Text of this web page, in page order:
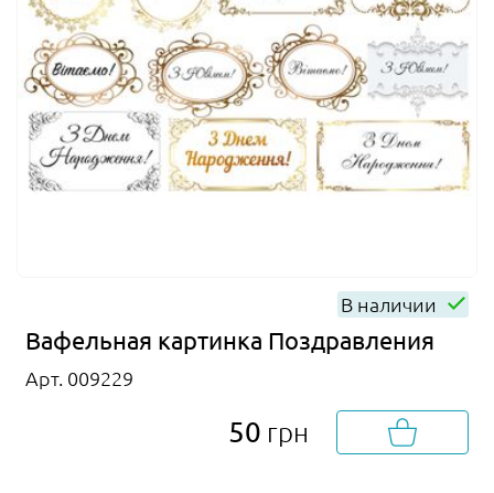
В наличии
Вафельная картинка Поздравления
Арт. 009229
50 грн